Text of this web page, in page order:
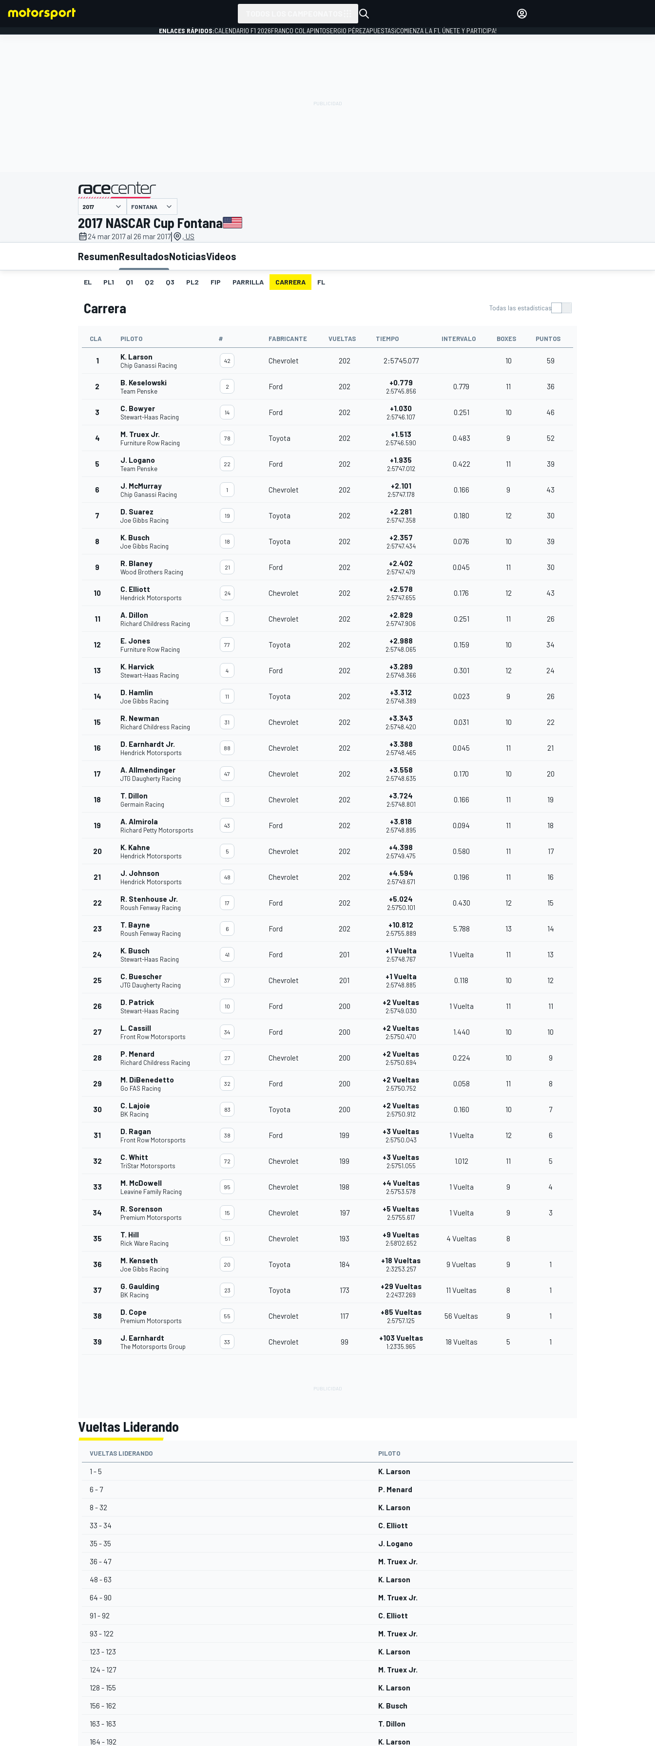
INDYCAR
FÓRMULA E
INICIAR SESIÓN
ENLACES RÁPIDOS:CALENDARIO F1 2026FRANCO COLAPINTOSERGIO PÉREZAPUESTAS¡COMIENZA LA F1, ÚNETE Y PARTICIPA!
presentado por
FONTANA
2017 NASCAR Cup Fontana
24 mar 2017 al 26 mar 2017| , US
ResumenResultadosNoticiasVideos
EL PL1 Q1 Q2 Q3 PL2 FIP PARRILLA CARRERA FL
Carrera Todas las estadísticas
CLA PILOTO # FABRICANTE VUELTAS TIEMPO INTERVALO BOXES PUNTOS
1 K. Larson
Chip Ganassi Racing
42 Chevrolet 202 2:57'45.077 10 59
2 B. Keselowski
Team Penske
2 Ford 202 +0.779
2:57'45.856
0.779 11 36
3 C. Bowyer
Stewart-Haas Racing
14 Ford 202 +1.030
2:57'46.107
0.251 10 46
4 M. Truex Jr.
Furniture Row Racing
78 Toyota 202 +1.513
2:57'46.590
0.483 9 52
5 J. Logano
Team Penske
22 Ford 202 +1.935
2:57'47.012
0.422 11 39
6 J. McMurray
Chip Ganassi Racing
1 Chevrolet 202 +2.101
2:57'47.178
0.166 9 43
7 D. Suarez
Joe Gibbs Racing
19 Toyota 202 +2.281
2:57'47.358
0.180 12 30
8 K. Busch
Joe Gibbs Racing
18 Toyota 202 +2.357
2:57'47.434
0.076 10 39
9 R. Blaney
Wood Brothers Racing
21 Ford 202 +2.402
2:57'47.479
0.045 11 30
10 C. Elliott
Hendrick Motorsports
24 Chevrolet 202 +2.578
2:57'47.655
0.176 12 43
11 A. Dillon
Richard Childress Racing
3 Chevrolet 202 +2.829
2:57'47.906
0.251 11 26
12 E. Jones
Furniture Row Racing
77 Toyota 202 +2.988
2:57'48.065
0.159 10 34
13 K. Harvick
Stewart-Haas Racing
4 Ford 202 +3.289
2:57'48.366
0.301 12 24
14 D. Hamlin
Joe Gibbs Racing
11 Toyota 202 +3.312
2:57'48.389
0.023 9 26
15 R. Newman
Richard Childress Racing
31 Chevrolet 202 +3.343
2:57'48.420
0.031 10 22
16 D. Earnhardt Jr.
Hendrick Motorsports
88 Chevrolet 202 +3.388
2:57'48.465
0.045 11 21
17 A. Allmendinger
JTG Daugherty Racing
47 Chevrolet 202 +3.558
2:57'48.635
0.170 10 20
18 T. Dillon
Germain Racing
13 Chevrolet 202 +3.724
2:57'48.801
0.166 11 19
19 A. Almirola
Richard Petty Motorsports
43 Ford 202 +3.818
2:57'48.895
0.094 11 18
20 K. Kahne
Hendrick Motorsports
5 Chevrolet 202 +4.398
2:57'49.475
0.580 11 17
21 J. Johnson
Hendrick Motorsports
48 Chevrolet 202 +4.594
2:57'49.671
0.196 11 16
22 R. Stenhouse Jr.
Roush Fenway Racing
17 Ford 202 +5.024
2:57'50.101
0.430 12 15
23 T. Bayne
Roush Fenway Racing
6 Ford 202 +10.812
2:57'55.889
5.788 13 14
24 K. Busch
Stewart-Haas Racing
41 Ford 201 +1 Vuelta
2:57'48.767
1 Vuelta 11 13
25 C. Buescher
JTG Daugherty Racing
37 Chevrolet 201 +1 Vuelta
2:57'48.885
0.118 10 12
26 D. Patrick
Stewart-Haas Racing
10 Ford 200 +2 Vueltas
2:57'49.030
1 Vuelta 11 11
27 L. Cassill
Front Row Motorsports
34 Ford 200 +2 Vueltas
2:57'50.470
1.440 10 10
28 P. Menard
Richard Childress Racing
27 Chevrolet 200 +2 Vueltas
2:57'50.694
0.224 10 9
29 M. DiBenedetto
Go FAS Racing
32 Ford 200 +2 Vueltas
2:57'50.752
0.058 11 8
30 C. Lajoie
BK Racing
83 Toyota 200 +2 Vueltas
2:57'50.912
0.160 10 7
31 D. Ragan
Front Row Motorsports
38 Ford 199 +3 Vueltas
2:57'50.043
1 Vuelta 12 6
32 C. Whitt
TriStar Motorsports
72 Chevrolet 199 +3 Vueltas
2:57'51.055
1.012 11 5
33 M. McDowell
Leavine Family Racing
95 Chevrolet 198 +4 Vueltas
2:57'53.578
1 Vuelta 9 4
34 R. Sorenson
Premium Motorsports
15 Chevrolet 197 +5 Vueltas
2:57'55.617
1 Vuelta 9 3
35 T. Hill
Rick Ware Racing
51 Chevrolet 193 +9 Vueltas
2:58'02.652
4 Vueltas 8
36 M. Kenseth
Joe Gibbs Racing
20 Toyota 184 +18 Vueltas
2:32'53.257
9 Vueltas 9 1
37 G. Gaulding
BK Racing
23 Toyota 173 +29 Vueltas
2:24'37.269
11 Vueltas 8 1
38 D. Cope
Premium Motorsports
55 Chevrolet 117 +85 Vueltas
2:57'57.125
56 Vueltas 9 1
39 J. Earnhardt
The Motorsports Group
33 Chevrolet 99 +103 Vueltas
1:23'35.965
18 Vueltas 5 1
Vueltas Liderando
VUELTAS LIDERANDO PILOTO
1 - 5 K. Larson
6 - 7 P. Menard
8 - 32 K. Larson
33 - 34 C. Elliott
35 - 35 J. Logano
36 - 47 M. Truex Jr.
48 - 63 K. Larson
64 - 90 M. Truex Jr.
91 - 92 C. Elliott
93 - 122 M. Truex Jr.
123 - 123 K. Larson
124 - 127 M. Truex Jr.
128 - 155 K. Larson
156 - 162 K. Busch
163 - 163 T. Dillon
164 - 192 K. Larson